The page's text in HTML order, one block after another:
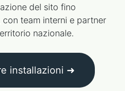
del sito fino
con team interni e partner
nazionale.
installazioni ➜